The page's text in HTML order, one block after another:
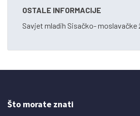
OSTALE INFORMACIJE
Savjet mladih Sisačko- moslavačke
Što morate znati